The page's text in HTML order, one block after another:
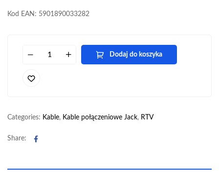
Kod EAN: 5901890033282
Dodaj do koszyka
Categories: Kable, Kable połączeniowe Jack, RTV
Share: Facebook